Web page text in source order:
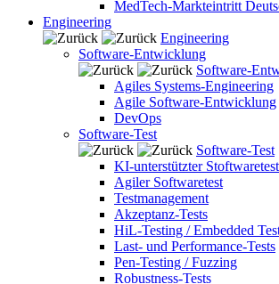
MedTech-Markteintritt
Engineering
Engineering
Software-Entwicklung
Software-
Agiles Systems-Engineering
Agile Software-Entwicklung
DevOps
Software-Test
Software-Test
KI-unterstützter Stoftwaretest
Agiler Softwaretest
Testmanagement
Akzeptanz-Tests
HiL-Testing / Embedded
Last- und Performance-Tests
Pen-Testing / Fuzzing
Robustness-Tests